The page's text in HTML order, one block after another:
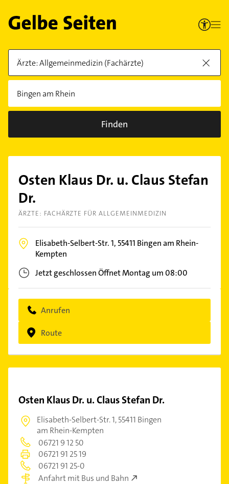
Finden
Osten Klaus Dr. u. Claus Stefan
Dr.
ÄRZTE: FACHÄRZTE FÜR ALLGEMEINMEDIZIN
Elisabeth-Selbert-Str. 1, 55411 Bingen am Rhein-
Kempten
Jetzt geschlossenÖffnet Montag um 08:00
Anrufen
Route
Osten Klaus Dr. u. Claus Stefan Dr.
Elisabeth-Selbert-Str. 1,55411 Bingen
am Rhein-Kempten
06721 9 12 50
06721 91 25 19
06721 91 25-0
Anfahrt mit Bus und Bahn